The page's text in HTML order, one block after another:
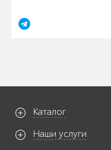
Каталог
Наши услуги